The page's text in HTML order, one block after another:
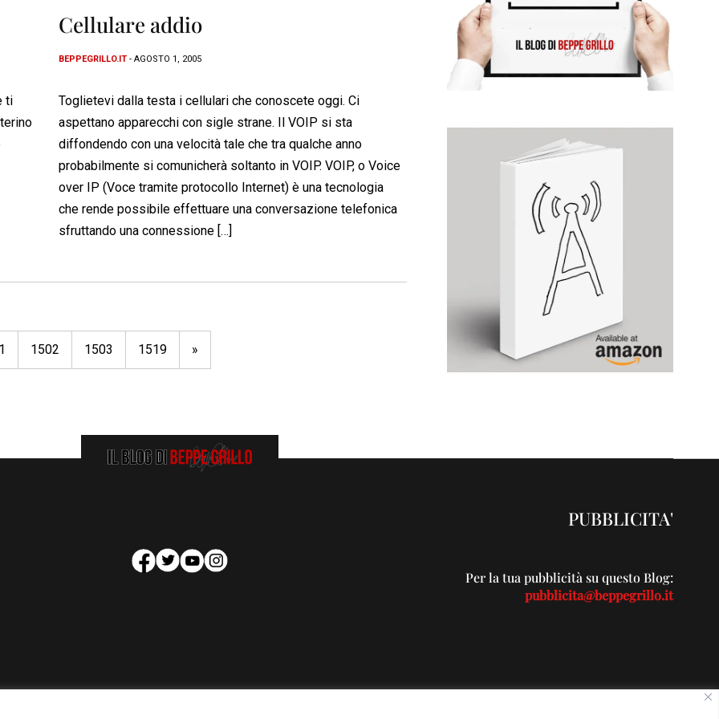
ti
Cellulare addio
BEPPEGRILLO.IT- AGOSTO 1, 2005
Toglietevi dalla testa i cellulari che conoscete oggi. Ci
aspettano apparecchi con sigle strane. Il VOIP si sta
diffondendo con una velocità tale che tra qualche anno
probabilmente si comunicherà soltanto in VOIP. VOIP, o Voice
over IP (Voce tramite protocollo Internet) è una tecnologia
che rende possibile effettuare una conversazione telefonica
sfruttando una connessione […]
1502 1503 1519 »
PUBBLICITA'
Per la tua pubblicità su questo Blog:
pubblicita@beppegrillo.it